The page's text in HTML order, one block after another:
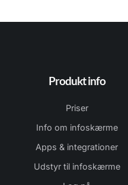
Produkt info
Priser
Info om infoskærme
Apps & integrationer
Udstyr til infoskærme